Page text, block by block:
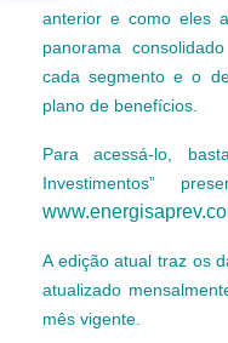
anterior e como eles
panorama
cada segmento e o
plano de benefícios.
Para acessá-lo,
Investimentos”
A edição atual traz os
atualizado
mês vigente.